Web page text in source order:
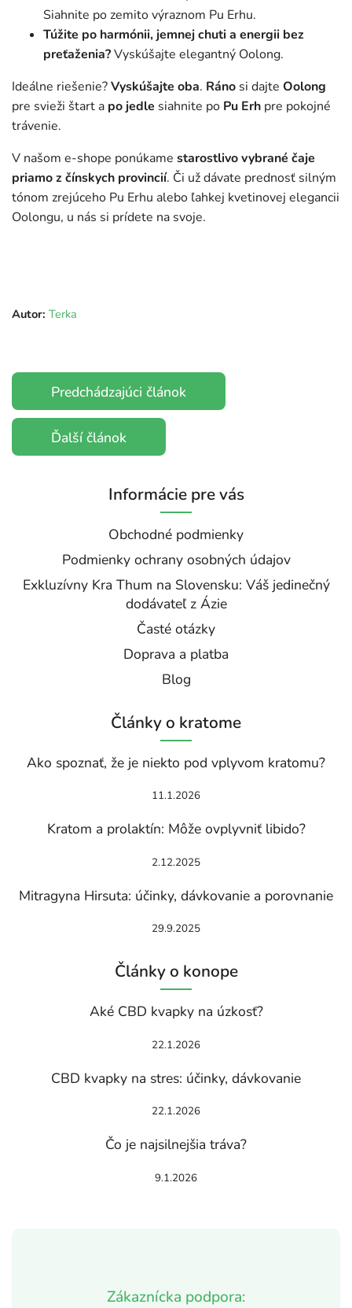
Siahnite po zemito výraznom Pu Erhu.
Túžite po harmónii, jemnej chuti a energii bez
preťaženia?Vyskúšajte elegantný Oolong.
Ideálne riešenie?Vyskúšajte oba. Ráno si dajte Oolong
pre svieži štart a po jedle siahnite po Pu Erh pre pokojné
trávenie.
V našom e-shope ponúkame starostlivo vybrané čaje
priamo z čínskych provincií. Či už dávate prednosť silným
tónom zrejúceho Pu Erhu alebo ľahkej kvetinovej elegancii
Oolongu, u nás si prídete na svoje.
Autor: Terka
Predchádzajúci článok
Ďalší článok
Zákaznícka podpora:
Informácie pre vás
Obchodné podmienky
Podmienky ochrany osobných údajov
Exkluzívny Kra Thum na Slovensku: Váš jedinečný
dodávateľ z Ázie
Časté otázky
Doprava a platba
Blog
Články o kratome
Ako spoznať, že je niekto pod vplyvom kratomu?
11.1.2026
Kratom a prolaktín: Môže ovplyvniť libido?
2.12.2025
Mitragyna Hirsuta: účinky, dávkovanie a porovnanie
29.9.2025
Články o konope
Aké CBD kvapky na úzkosť?
22.1.2026
CBD kvapky na stres: účinky, dávkovanie
22.1.2026
Čo je najsilnejšia tráva?
9.1.2026